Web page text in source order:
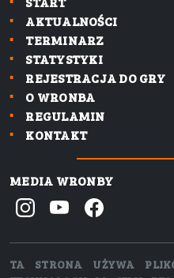
AKTUALNOŚCI
TERMINARZ
STATYSTYKI
REJESTRACJA DO GRY
O WRONBA
REGULAMIN
KONTAKT
MEDIA WRONBY
TA STRONA UŻYWA